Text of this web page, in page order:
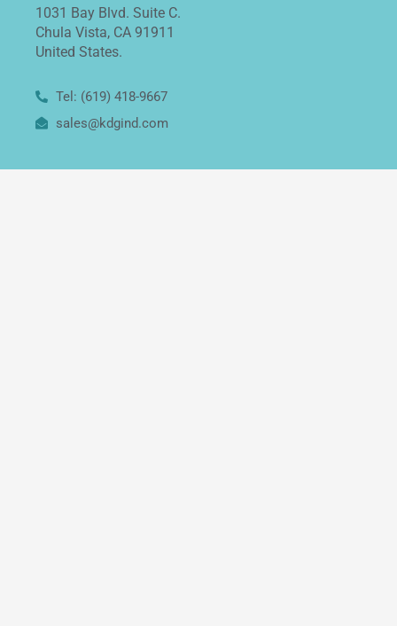
1031 Bay Blvd. Suite C.
Chula Vista, CA 91911
United States.
Tel: (619) 418-9667
sales@kdgind.com